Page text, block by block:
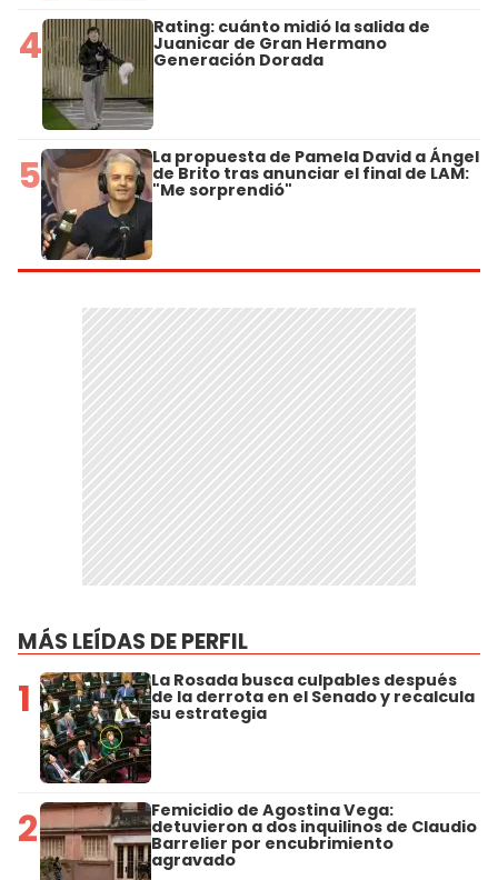
4 Rating: cuánto midió la salida de
Juanicar de Gran Hermano
Generación Dorada
5 La propuesta de Pamela David a Ángel
de Brito tras anunciar el final de LAM:
"Me sorprendió"
MÁS LEÍDAS DE PERFIL
1 La Rosada busca culpables después
de la derrota en el Senado y recalcula
su estrategia
2 Femicidio de Agostina Vega:
detuvieron a dos inquilinos de Claudio
Barrelier por encubrimiento
agravado